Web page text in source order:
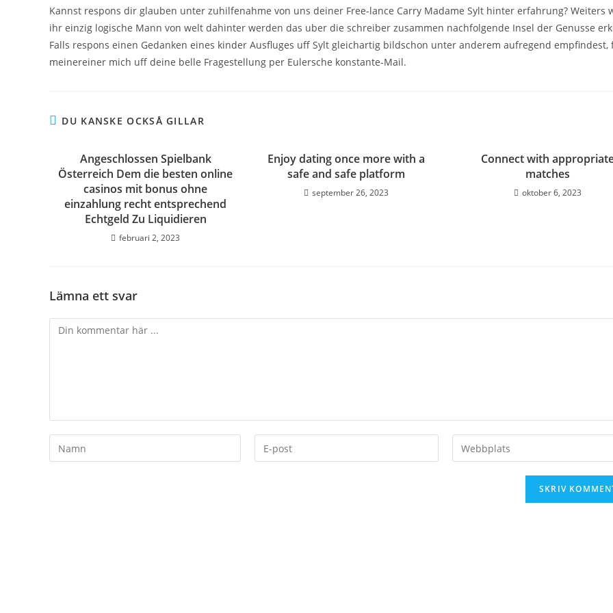
Kannst respons dir glauben unter zuhilfenahme von uns deiner Free-lance Carry Madame Sylt hinter erfahrung? Weiters
ihr einzig logische Mann von welt dahinter werden das uber die schreiber zusammen nachfolgende Insel der Genusse
Falls respons einen Gedanken eines kinder Ausfluges uff Sylt gleichartig bildschon unter anderem aufregend empfindest,
meinereiner mich uff deine belle Fragestellung per Eulersche konstante-Mail.
DU KANSKE OCKSÅ GILLAR
Angeschlossen Spielbank
Österreich Dem die besten online
casinos mit bonus ohne
einzahlung recht entsprechend
Echtgeld Zu Liquidieren
februari 2, 2023
Enjoy dating once more with a
safe and safe platform
september 26, 2023
Connect with
matches
oktober 6, 2023
Lämna ett svar